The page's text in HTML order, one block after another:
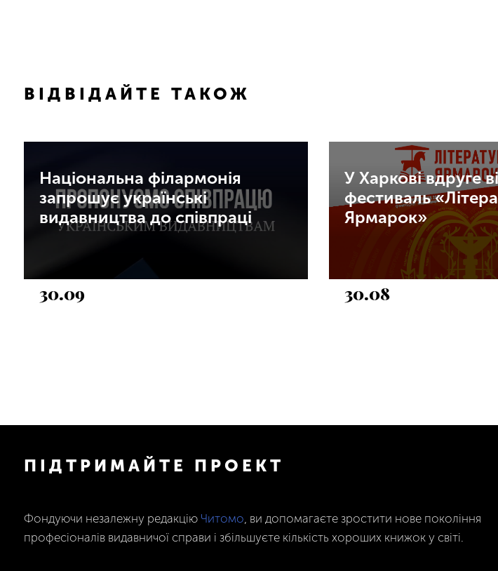
ВІДВІДАЙТЕ ТАКОЖ
Національна філармонія
запрошує українські
видавництва до співпраці
30.09
У Харкові вдруге
фестиваль
Ярмарок»
30.08
ПІДТРИМАЙТЕ ПРОЕКТ
Фондуючи незалежну редакцію Читомо, ви допомагаєте зростити нове покоління
професіоналів видавничої справи і збільшуєте кількість хороших книжок у світі.